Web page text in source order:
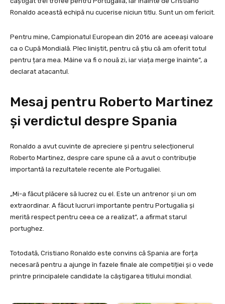
Ronaldo această echipă nu cucerise niciun titlu. Sunt un om fericit.
Pentru mine, Campionatul European din 2016 are aceeași valoare
ca o Cupă Mondială. Plec liniștit, pentru că știu că am oferit totul
pentru țara mea. Mâine va fi o nouă zi, iar viața merge înainte”, a
declarat atacantul.
Mesaj pentru Roberto Martinez
și verdictul despre Spania
Ronaldo a avut cuvinte de apreciere și pentru selecționerul
Roberto Martinez, despre care spune că a avut o contribuție
importantă la rezultatele recente ale Portugaliei.
„Mi-a făcut plăcere să lucrez cu el. Este un antrenor și un om
extraordinar. A făcut lucruri importante pentru Portugalia și
merită respect pentru ceea ce a realizat”, a afirmat starul
portughez.
Totodată, Cristiano Ronaldo este convins că Spania are forța
necesară pentru a ajunge în fazele finale ale competiției și o vede
printre principalele candidate la câștigarea titlului mondial.